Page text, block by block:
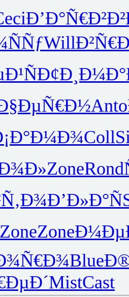
Ð’Ð°Ñ€Ð²
Will
Ð¢Ð¸Ð¼Ð°
Anto
Coll
ZoneRond
Ð’Ð»Ð°Ñ
ZoneZone
Blue
MistCast